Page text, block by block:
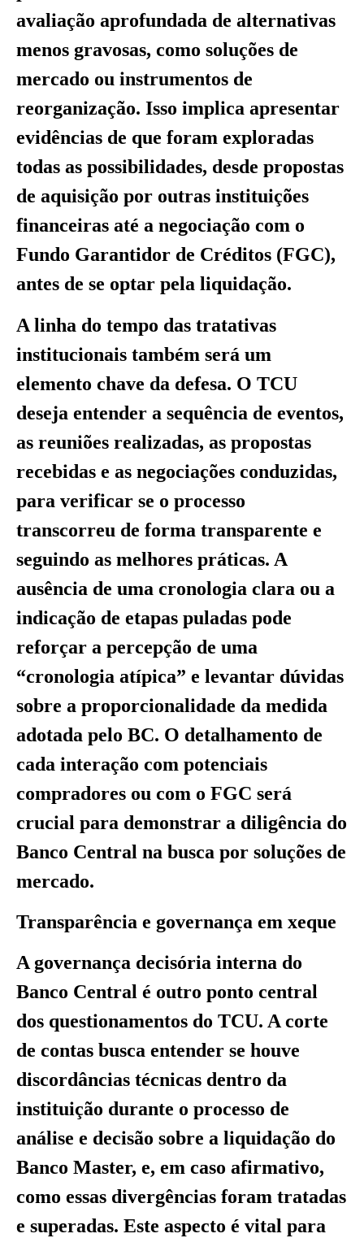
avaliação aprofundada de alternativas
menos gravosas, como soluções de
mercado ou instrumentos de
reorganização. Isso implica apresentar
evidências de que foram exploradas
todas as possibilidades, desde propostas
de aquisição por outras instituições
financeiras até a negociação com o
Fundo Garantidor de Créditos (FGC),
antes de se optar pela liquidação.
A linha do tempo das tratativas
institucionais também será um
elemento chave da defesa. O TCU
deseja entender a sequência de eventos,
as reuniões realizadas, as propostas
recebidas e as negociações conduzidas,
para verificar se o processo
transcorreu de forma transparente e
seguindo as melhores práticas. A
ausência de uma cronologia clara ou a
indicação de etapas puladas pode
reforçar a percepção de uma
“cronologia atípica” e levantar dúvidas
sobre a proporcionalidade da medida
adotada pelo BC. O detalhamento de
cada interação com potenciais
compradores ou com o FGC será
crucial para demonstrar a diligência do
Banco Central na busca por soluções de
mercado.
Transparência e governança em xeque
A governança decisória interna do
Banco Central é outro ponto central
dos questionamentos do TCU. A corte
de contas busca entender se houve
discordâncias técnicas dentro da
instituição durante o processo de
análise e decisão sobre a liquidação do
Banco Master, e, em caso afirmativo,
como essas divergências foram tratadas
e superadas. Este aspecto é vital para